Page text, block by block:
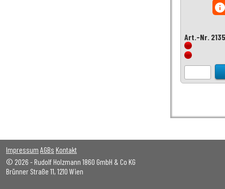
Art.-Nr.
Impressum AGBs Kontakt
© 2026 - Rudolf Holzmann 1860 GmbH & Co KG
Brünner Straße 11, 1210 Wien